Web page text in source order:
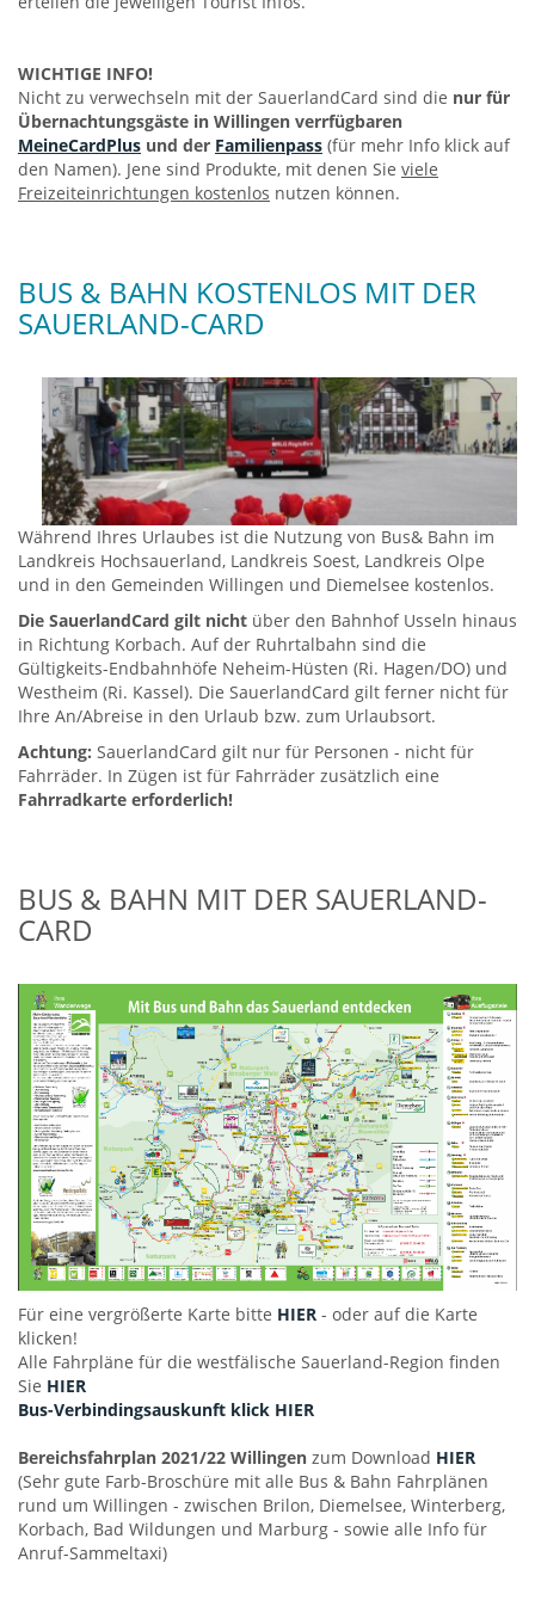
WICHTIGE INFO!
Nicht zu verwechseln mit der SauerlandCard sind die nur für
Übernachtungsgäste in Willingen verrfügbaren
MeineCardPlus und der Familienpass (für mehr Info klick auf
den Namen). Jene sind Produkte, mit denen Sie viele
Freizeiteinrichtungen kostenlos nutzen können.
BUS & BAHN KOSTENLOS MIT DER
SAUERLAND-CARD
Während Ihres Urlaubes ist die Nutzung von Bus& Bahn im
Landkreis Hochsauerland, Landkreis Soest, Landkreis Olpe
und in den Gemeinden Willingen und Diemelsee kostenlos.
Die SauerlandCard gilt nicht über den Bahnhof Usseln hinaus
in Richtung Korbach. Auf der Ruhrtalbahn sind die
Gültigkeits-Endbahnhöfe Neheim-Hüsten (Ri. Hagen/DO) und
Westheim (Ri. Kassel). Die SauerlandCard gilt ferner nicht für
Ihre An/Abreise in den Urlaub bzw. zum Urlaubsort.
Achtung: SauerlandCard gilt nur für Personen - nicht für
Fahrräder. In Zügen ist für Fahrräder zusätzlich eine
Fahrradkarte erforderlich!
BUS & BAHN MIT DER SAUERLAND-
CARD
Für eine vergrößerte Karte bitte HIER - oder auf die Karte
klicken!
Alle Fahrpläne für die westfälische Sauerland-Region finden
Sie HIER
Bus-Verbindingsauskunft klick HIER
Bereichsfahrplan 2021/22 Willingen zum Download HIER
(Sehr gute Farb-Broschüre mit alle Bus & Bahn Fahrplänen
rund um Willingen - zwischen Brilon, Diemelsee, Winterberg,
Korbach, Bad Wildungen und Marburg - sowie alle Info für
Anruf-Sammeltaxi)